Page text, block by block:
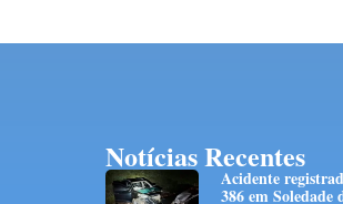
Notícias Recentes
Acidente
386 em Soledade